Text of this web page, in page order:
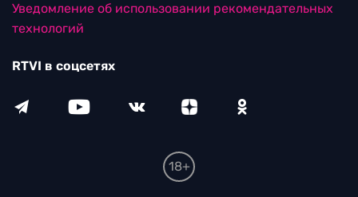
Уведомление об использовании рекомендательных
технологий
RTVI в соцсетях
18+